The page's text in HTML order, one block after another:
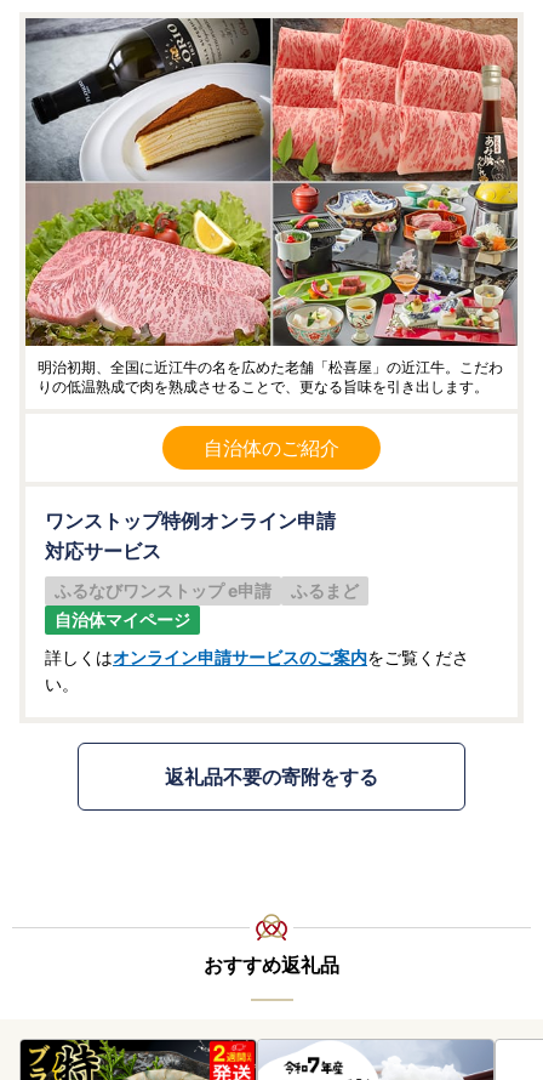
明治初期、全国に近江牛の名を広めた老舗「松喜屋」の近江牛。こだわ
りの低温熟成で肉を熟成させることで、更なる旨味を引き出します。
自治体のご紹介
ワンストップ特例オンライン申請
対応サービス
ふるなびワンストップ e申請
ふるまど
自治体マイページ
詳しくはオンライン申請サービスのご案内をご覧くださ
い。
返礼品不要の寄附をする
おすすめ返礼品